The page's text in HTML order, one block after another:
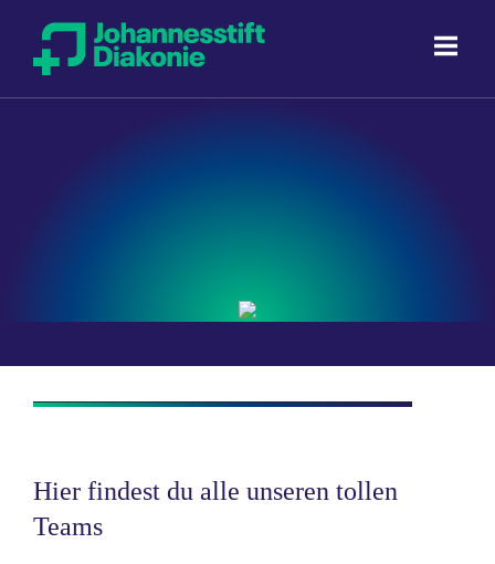
Hier findest du alle unseren tollen
Teams